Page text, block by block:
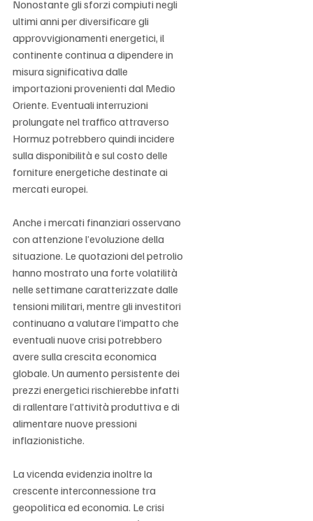
Nonostante gli sforzi compiuti negli
ultimi anni per diversificare gli
approvvigionamenti energetici, il
continente continua a dipendere in
misura significativa dalle
importazioni provenienti dal Medio
Oriente. Eventuali interruzioni
prolungate nel traffico attraverso
Hormuz potrebbero quindi incidere
sulla disponibilità e sul costo delle
forniture energetiche destinate ai
mercati europei.
Anche i mercati finanziari osservano
con attenzione l’evoluzione della
situazione. Le quotazioni del petrolio
hanno mostrato una forte volatilità
nelle settimane caratterizzate dalle
tensioni militari, mentre gli investitori
continuano a valutare l’impatto che
eventuali nuove crisi potrebbero
avere sulla crescita economica
globale. Un aumento persistente dei
prezzi energetici rischierebbe infatti
di rallentare l’attività produttiva e di
alimentare nuove pressioni
inflazionistiche.
La vicenda evidenzia inoltre la
crescente interconnessione tra
geopolitica ed economia. Le crisi